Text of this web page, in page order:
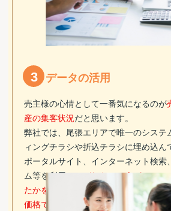
3 データの活用
売主様の心情として一番気になるのが
産の集客状況だと思います。
弊社では、尾張エリアで唯一のシステ
ィングチラシや折込チラシに埋め込ん
ポータルサイト、インターネット検索
ム等を利用し、
どれだけの人が、い
たかを分析し、グラフでご説明、戦略
価格での早期売却につなげます！